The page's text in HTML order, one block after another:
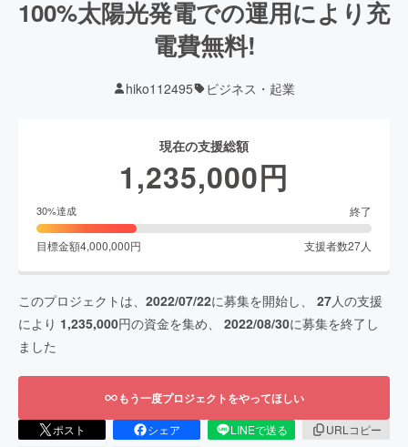
100%太陽光発電での運用により充
電費無料!
hiko112495 ビジネス・起業
現在の支援総額
1,235,000円
30%達成 終了
目標金額4,000,000円 支援者数27人
このプロジェクトは、 2022/07/22に募集を開始し、 27人の支援
により 1,235,000円の資金を集め、 2022/08/30に募集を終了し
ました
もう一度プロジェクトをやってほしい
ポスト シェア LINEで送る
URLコピー